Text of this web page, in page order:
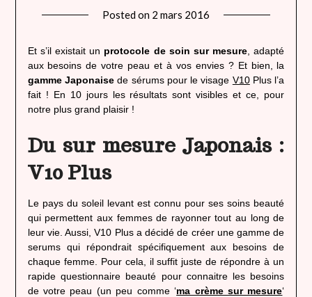
Posted on 2 mars 2016
heavenly
Et s’il existait un protocole de soin sur mesure , adapté
aux besoins de votre peau et à vos envies ? Et bien, la
gamme Japonaisede sérums pour le visage V10Plus l’a
fait ! En 10 jours les résultats sont visibles et ce, pour
notre plus grand plaisir !
Du sur mesure Japonais :
V10 Plus
Le pays du soleil levant est connu pour ses soins beauté
qui permettent aux femmes de rayonner tout au long de
leur vie. Aussi, V10 Plus a décidé de créer une gamme de
serums qui répondrait spécifiquement aux besoins de
chaque femme. Pour cela, il suffit juste de répondre à un
rapide questionnaire beauté pour connaitre les besoins
de votre peau (un peu comme ‘ma crème sur mesure‘